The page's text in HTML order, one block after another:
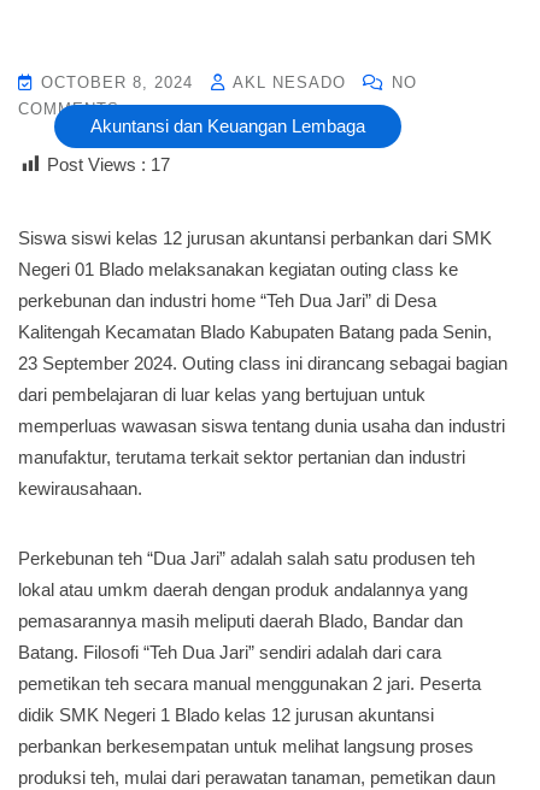
Akuntansi dan Keuangan Lembaga
OCTOBER 8, 2024 AKL NESADO
NO
COMMENTS
Post Views : 17
Siswa siswi kelas 12 jurusan akuntansi perbankan dari SMK
Negeri 01 Blado melaksanakan kegiatan outing class ke
perkebunan dan industri home “Teh Dua Jari” di Desa
Kalitengah Kecamatan Blado Kabupaten Batang pada Senin,
23 September 2024. Outing class ini dirancang sebagai bagian
dari pembelajaran di luar kelas yang bertujuan untuk
memperluas wawasan siswa tentang dunia usaha dan industri
manufaktur, terutama terkait sektor pertanian dan industri
kewirausahaan.
Perkebunan teh “Dua Jari” adalah salah satu produsen teh
lokal atau umkm daerah dengan produk andalannya yang
pemasarannya masih meliputi daerah Blado, Bandar dan
Batang. Filosofi “Teh Dua Jari” sendiri adalah dari cara
pemetikan teh secara manual menggunakan 2 jari. Peserta
didik SMK Negeri 1 Blado kelas 12 jurusan akuntansi
perbankan berkesempatan untuk melihat langsung proses
produksi teh, mulai dari perawatan tanaman, pemetikan daun